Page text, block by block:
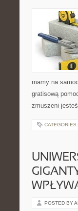
mamy na
gratisową
zmuszeni
CATEGORIES:
POSTED BY